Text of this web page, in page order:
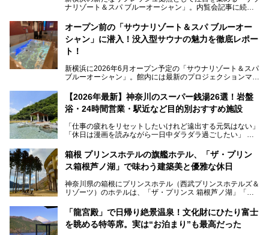
ナリゾート＆スパ ブルーオーシャン」。内覧会記事に続
す。サウナや水風呂の気持ちよさはもちろん、リラックスス
ペースの過ごしやすさまで徹底チェック。新横浜エリアで日
常の疲れをリセットしたい人、ライブやスポーツ観戦遠征組
は必見です。
オープン前の「サウナリゾート＆スパ ブルーオー
シャン」に潜入！没入型サウナの魅力を徹底レポー
ト！
新横浜に2026年6月オープン予定の「サウナリゾート＆スパ
ブルーオーシャン」。館内には最新のプロジェクションマッ
的な“没入感（イマーシブ）”を体験できます。
今回は、そんな大注目の施設に一足先にお邪魔し、その全貌
を見学させていただきました！
サウナ室の中に咲き誇る桜、魚たちが泳ぐ水風呂、そしてバ
リのビーチを思わせる休憩スペース…。驚きの連続だった館
内の様子をレポートします！
【2026年最新】神奈川のスーパー銭湯26選！岩盤
浴・24時間営業・駅近など目的別おすすめ施設
「仕事の疲れをリセットしたいけれど遠出する元気はない」
「休日は漫画を読みながら一日中ダラダラ過ごしたい」
たい」
そんな「癒やされたい」という願いを叶えてくれるのが、神
神奈川県には、サウナや岩盤浴、一日中遊べるエンタメ施設
など、“非日常”を味わえるスーパー銭湯が数多く揃っていま
う」という人も多いはず。
そこで今回は、神奈川県内の人気施設26選を「安さ」「岩
箱根 プリンスホテルの旗艦ホテル、「ザ・プリン
ス箱根芦ノ湖」で味わう建築美と優雅な休日
神奈川県の箱根にプリンスホテル（西武プリンスホテルズ＆
リゾーツ）のホテルは、「ザ・プリンス 箱根芦ノ湖」「芦
「箱根仙石原プリンスホテル」と4軒あり、今回ご紹介する
「ザ・プリンス 箱根芦ノ湖」は、その中でもフラッグシッ
プ（旗艦）に位置づけられる特別なホテルです。
「龍宮殿」で日帰り絶景温泉！文化財にひたり富士
を眺める特等席。実は“お泊まり”も最高だった